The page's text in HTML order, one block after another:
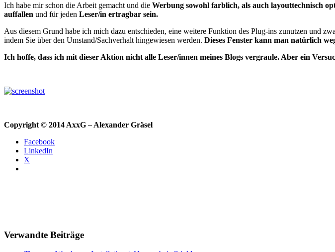
Ich habe mir schon die Arbeit gemacht und die Werbung sowohl farblich, als auch layouttechnisch
auffallen und für jeden Leser/in ertragbar sein.
Aus diesem Grund habe ich mich dazu entschieden, eine weitere Funktion des Plug-ins zunutzen und
indem Sie über den Umstand/Sachverhalt hingewiesen werden. Dieses Fenster kann man natürlich
Ich hoffe, dass ich mit dieser Aktion nicht alle Leser/innen meines Blogs vergraule. Aber ein
Copyright © 2014 AxxG – Alexander Gräsel
Facebook
LinkedIn
X
Verwandte Beiträge